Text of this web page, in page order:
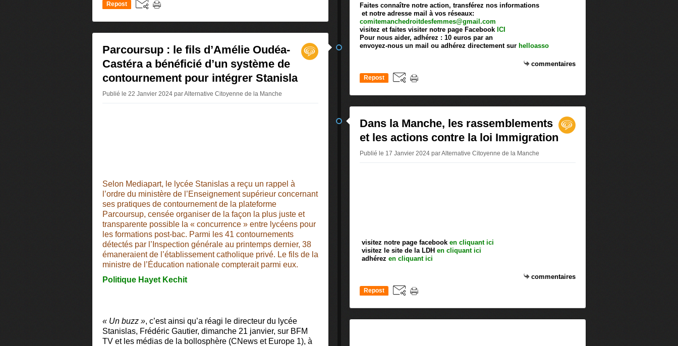
Repost
Parcoursup : le fils d’Amélie Oudéa-
Castéra a bénéficié d’un système de
contournement pour intégrer Stanisla
Publié le 22 Janvier 2024 par Alternative Citoyenne de la Manche
Selon Mediapart, le lycée Stanislas a reçu un rappel à
l’ordre du ministère de l’Enseignement supérieur concernant
ses pratiques de contournement de la plateforme
Parcoursup, censée organiser de la façon la plus juste et
transparente possible la « concurrence » entre lycéens pour
les formations post-bac. Parmi les 41 contournements
détectés par l’Inspection générale au printemps dernier, 38
émaneraient de l’établissement catholique privé. Le fils de la
ministre de l’Éducation nationale compterait parmi eux.
Politique Hayet Kechit
« Un buzz », c’est ainsi qu’a réagi le directeur du lycée
Stanislas, Frédéric Gautier, dimanche 21 janvier, sur BFM
TV et les médias de la bollosphère (CNews et Europe 1), à
Faites connaître notre action, transférez nos informations
et notre adresse mail à vos réseaux:
comitemanchedroitdesfemmes@gmail.com
visitez et faites visiter notre page Facebook ICI
Pour nous aider, adhérez : 10 euros par an
envoyez-nous un mail ou adhérez directement sur helloasso
commentaires
Repost
Dans la Manche, les rassemblements
et les actions contre la loi Immigration
Publié le 17 Janvier 2024 par Alternative Citoyenne de la Manche
visitez notre page facebook en cliquant ici
visitez le site de la LDH en cliquant ici
adhérez en cliquant ici
commentaires
Repost